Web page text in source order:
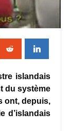
islandais
du système
ont, depuis,
d’islandais